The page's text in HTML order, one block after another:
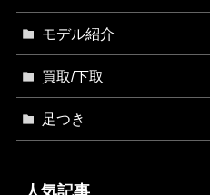
モデル紹介
買取/下取
足つき
人気記事